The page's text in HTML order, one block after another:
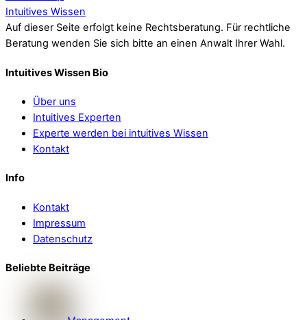
Intuitives Wissen
Auf dieser Seite erfolgt keine Rechtsberatung. Für rechtliche
Beratung wenden Sie sich bitte an einen Anwalt Ihrer Wahl.
Intuitives Wissen Bio
Über uns
Intuitives Experten
Experte werden bei intuitives Wissen
Kontakt
Info
Kontakt
Impressum
Datenschutz
Beliebte Beiträge